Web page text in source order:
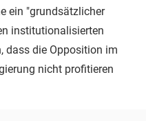
ein "grundsätzlicher
institutionalisierten
dass die Opposition im
nicht profitieren